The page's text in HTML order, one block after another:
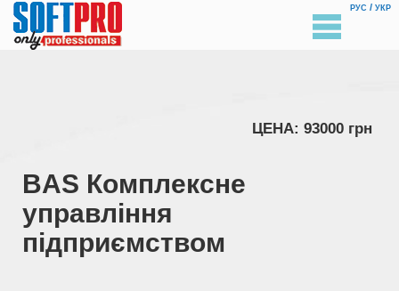
РУС / УКР
ЦЕНА: 93000 грн
BAS Комплексне
управління
підприємством